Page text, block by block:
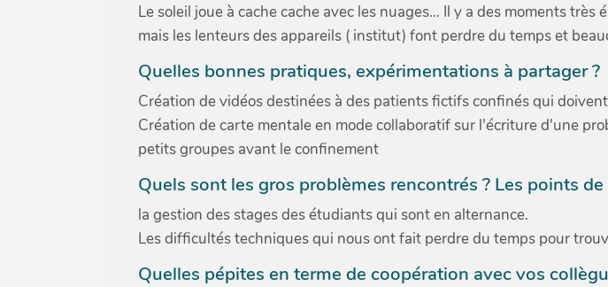
Le soleil joue à cache cache avec les nuages... Il y a des moments
mais les lenteurs des appareils ( institut) font perdre du temps et
Quelles bonnes pratiques, expérimentations à partager ?
Création de vidéos destinées à des patients fictifs confinés qui
Création de carte mentale en mode collaboratif sur l'écriture d'une
petits groupes avant le confinement
Quels sont les gros problèmes rencontrés ? Les points de
la gestion des stages des étudiants qui sont en alternance.
Les difficultés techniques qui nous ont fait perdre du temps pour
Quelles pépites en terme de coopération avec vos